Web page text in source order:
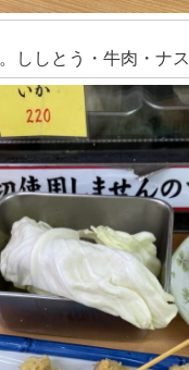
ししとう・牛肉・ナス